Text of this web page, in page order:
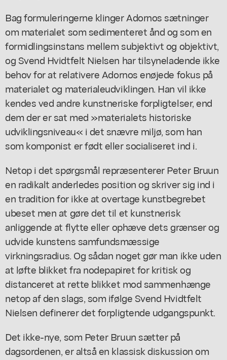
Bag formuleringerne klinger Adornos sætninger
om materialet som sedimenteret ånd og som en
formidlingsinstans mellem subjektivt og objektivt,
og Svend Hvidtfelt Nielsen har tilsyneladende ikke
behov for at relativere Adornos enøjede fokus på
materialet og materialeudviklingen. Han vil ikke
kendes ved andre kunstneriske forpligtelser, end
dem der er sat med »materialets historiske
udviklingsniveau« i det snævre miljø, som han
som komponist er født eller socialiseret ind i.
Netop i det spørgsmål repræsenterer Peter Bruun
en radikalt anderledes position og skriver sig ind i
en tradition for ikke at overtage kunstbegrebet
ubeset men at gøre det til et kunstnerisk
anliggende at flytte eller ophæve dets grænser og
udvide kunstens samfundsmæssige
virkningsradius. Og sådan noget gør man ikke uden
at løfte blikket fra nodepapiret for kritisk og
distanceret at rette blikket mod sammenhænge
netop af den slags, som ifølge Svend Hvidtfelt
Nielsen definerer det forpligtende udgangspunkt.
Det ikke-nye, som Peter Bruun sætter på
dagsordenen, er altså en klassisk diskussion om